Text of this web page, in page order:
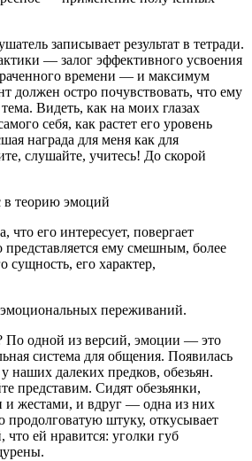
записывает результат в тетради.
— залог эффективного усвоения
времени — и максимум
должен остро почувствовать, что ему
Видеть, как на моих глазах
себя, как растет его уровень
награда для меня как для
слушайте, учитесь! До скорой
в теорию эмоций
что его интересует, повергает
ему смешным, более
сущность, его характер,
переживаний.
По одной из версий, эмоции — это
система для общения. Появилась
наших далеких предков, обезьян.
представим. Сидят обезьянки,
и жестами, и вдруг — одна из них
продолговатую штуку, откусывает
ей нравится: уголки губ